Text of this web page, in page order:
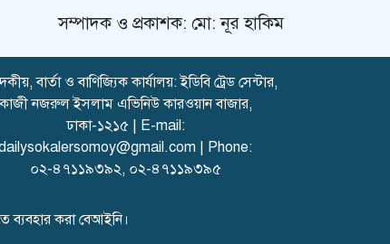
সম্পাদক ও প্রকাশক: মো: নূর হাকিম
বার্তা ও বাণিজ্যিক কার্যালয়: ইডিবি ট্রেড সেন্টার,
নজরুল ইসলাম এভিনিউ কারওয়ান বাজার,
ঢাকা-১২১৫ | E-mail:
| Phone:
০২-৪৭১১৯৩৯২, ০২-৪৭১১৯৩৯৫
ব্যবহার করা বেআইনি।